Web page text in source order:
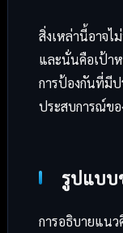
สิ่งเหล่านี้อาจไ
และนั่นคือเป้า
การป้องกันที่มี
ประสบการณ์ขอ
รูปแบบ
การอธิบายแนว